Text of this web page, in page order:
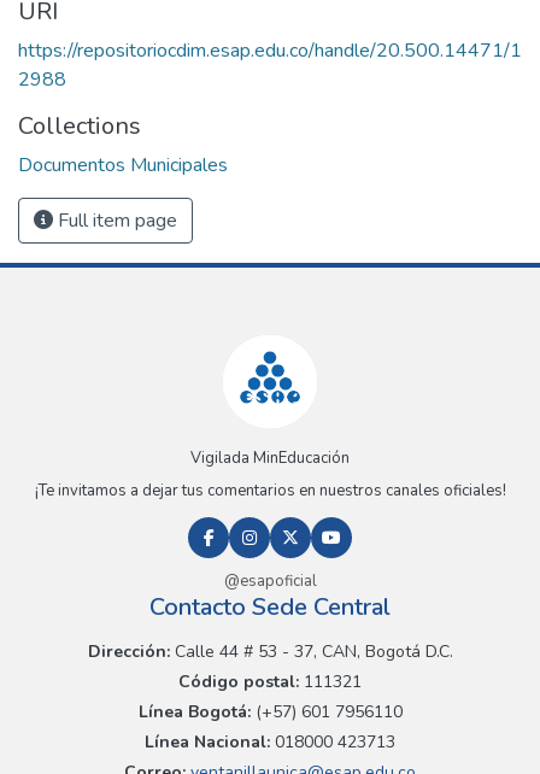
URI
https://repositoriocdim.esap.edu.co/handle/20.500.14471/1
2988
Collections
Documentos Municipales
Full item page
Vigilada MinEducación
¡Te invitamos a dejar tus comentarios en nuestros canales oficiales!
@esapoficial
Contacto Sede Central
Dirección:Calle 44 # 53 - 37, CAN, Bogotá D.C.
Código postal: 111321
Línea Bogotá:(+57) 601 7956110
Línea Nacional: 018000 423713